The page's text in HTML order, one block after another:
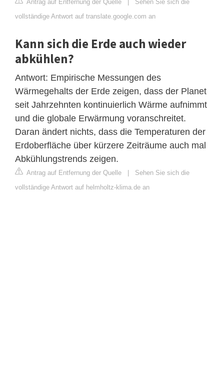
Antrag auf Entfernung der Quelle | Sehen Sie sich die
vollständige Antwort auf translate.google.com an
Kann sich die Erde auch wieder
abkühlen?
Antwort: Empirische Messungen des
Wärmegehalts der Erde zeigen, dass der Planet
seit Jahrzehnten kontinuierlich Wärme aufnimmt
und die globale Erwärmung voranschreitet.
Daran ändert nichts, dass die Temperaturen der
Erdoberfläche über kürzere Zeiträume auch mal
Abkühlungstrends zeigen.
Antrag auf Entfernung der Quelle | Sehen Sie sich die
vollständige Antwort auf helmholtz-klima.de an